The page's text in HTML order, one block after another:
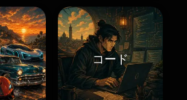
コード